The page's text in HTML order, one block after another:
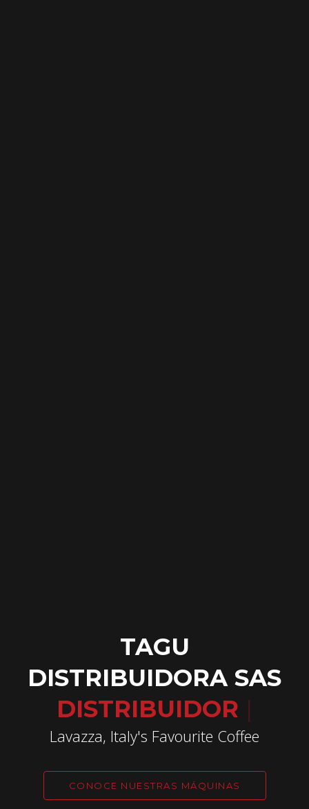
TAGU
DISTRIBUIDORA SAS
DISTRIBUIDOR
AUTORIZA|
Lavazza, Italy's Favourite Coffee
CONOCE NUESTRAS MÁQUINAS